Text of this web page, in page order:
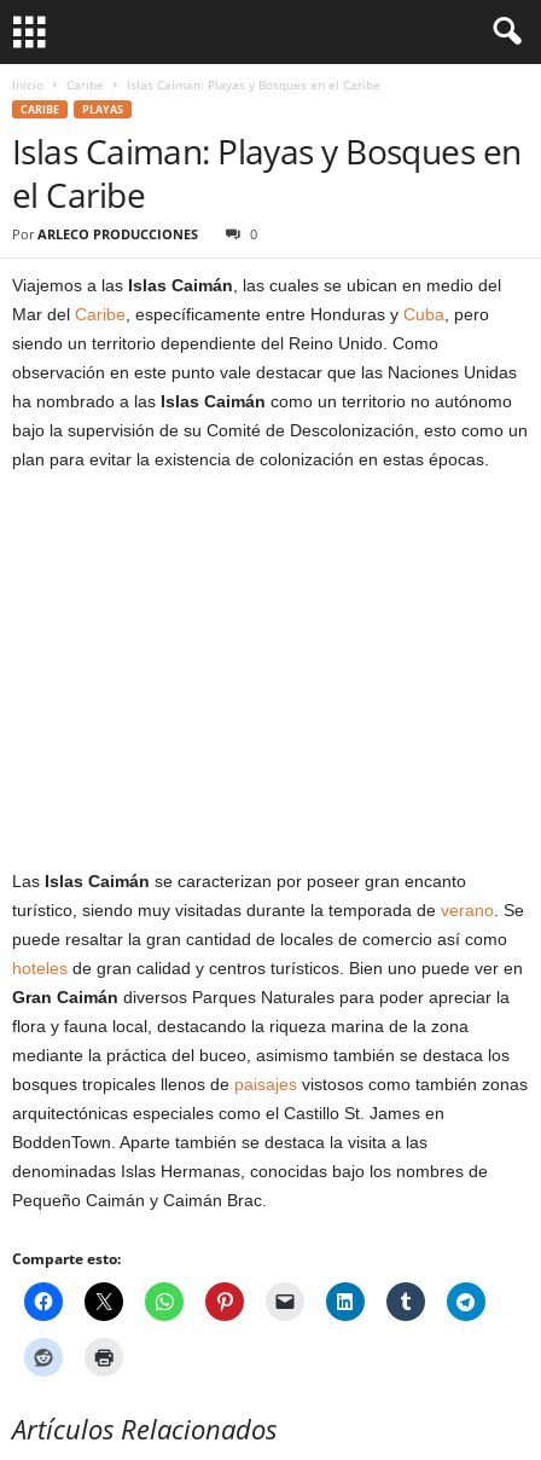
Inicio Caribe Islas Caiman: Playas y Bosques en el Caribe
CARIBE PLAYAS
Islas Caiman: Playas y Bosques en
el Caribe
Por ARLECO PRODUCCIONES 0
Viajemos a las Islas Caimán , las cuales se ubican en medio del
Mar del Caribe , específicamente entre Honduras y Cuba , pero
siendo un territorio dependiente del Reino Unido. Como
observación en este punto vale destacar que las Naciones Unidas
ha nombrado a las Islas Caimán como un territorio no autónomo
bajo la supervisión de su Comité de Descolonización, esto como un
plan para evitar la existencia de colonización en estas épocas.
Las Islas Caimán se caracterizan por poseer gran encanto
turístico, siendo muy visitadas durante la temporada de verano. Se
puede resaltar la gran cantidad de locales de comercio así como
hoteles de gran calidad y centros turísticos. Bien uno puede ver en
Gran Caimán diversos Parques Naturales para poder apreciar la
flora y fauna local, destacando la riqueza marina de la zona
mediante la práctica del buceo, asimismo también se destaca los
bosques tropicales llenos de paisajes vistosos como también zonas
arquitectónicas especiales como el Castillo St. James en
BoddenTown. Aparte también se destaca la visita a las
denominadas Islas Hermanas, conocidas bajo los nombres de
Pequeño Caimán y Caimán Brac.
Comparte esto:
Artículos Relacionados